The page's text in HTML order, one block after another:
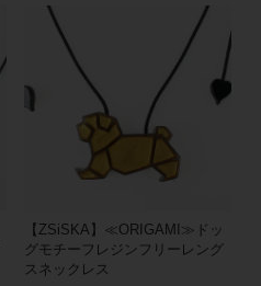
【ZSiSKA】≪ORIGAMI≫ドッ
グモチーフレジンフリーレング
スネックレス